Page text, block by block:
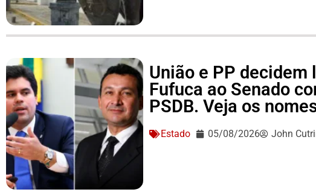
União e PP decidem
Fufuca ao Senado
PSDB. Veja os
Estado 05/08/2026 John